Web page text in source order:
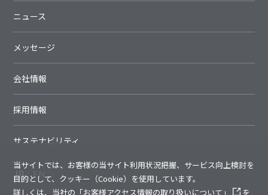
ニュース
メッセージ
会社情報
採用情報
サステナビリティ
JP EN
当サイトでは、お客様の当サイト利用状況把握、サービス向上検討を
目的として、クッキー（Cookie）を使用しています。
詳しくは、当社の 「お客様アクセス情報の取り扱いについて」 を